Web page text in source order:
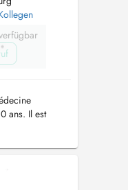
ans. Il est
Esthétique
dans la
Le Carré d'Or
où i...